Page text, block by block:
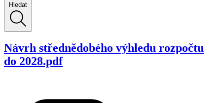
Hledat
Návrh střednědobého výhledu rozpočtu
do 2028.pdf